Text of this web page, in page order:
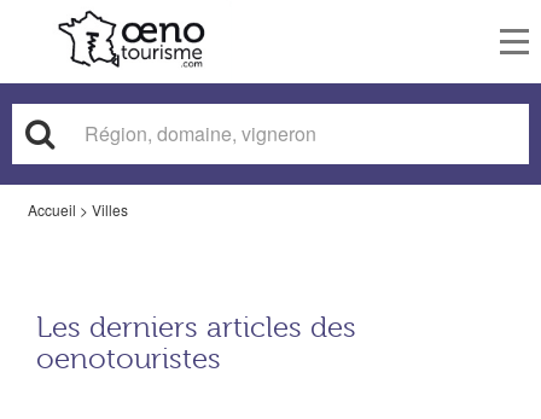
Accueil > Villes
Les derniers articles des
oenotouristes